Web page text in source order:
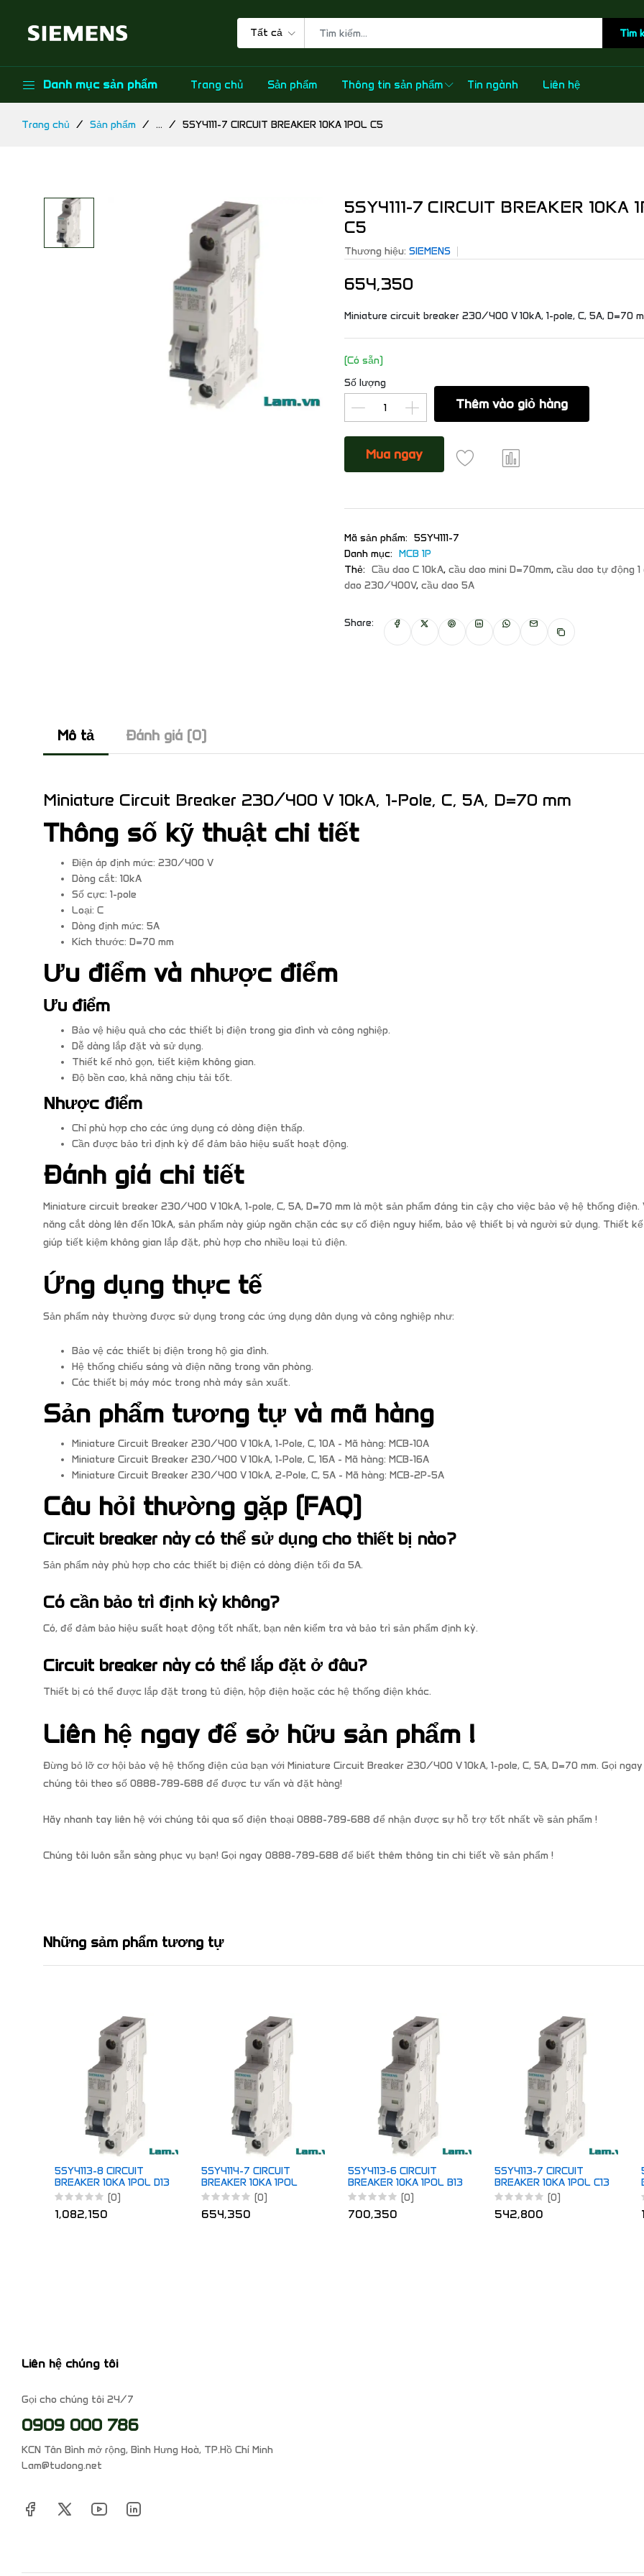
Tất cả Tìm
Danh mục sản phẩm Trang chủ Sản phẩm Thông tin sản phẩm Tin ngành Liên hệ
Trang chủ Sản phẩm ... 5SY4111-7 CIRCUIT BREAKER 10KA 1POL C5
5SY4111-7 CIRCUIT BREAKER 10KA
C5
Thương hiệu: SIEMENS
654,350
Miniature circuit breaker 230/400 V 10kA, 1-pole, C, 5A, D=70
(Có sẵn)
Số lượng
Thêm vào giỏ hàng
Mua ngay
Mã sản phẩm: 5SY4111-7
Danh mục: MCB 1P
Thẻ: Cầu dao C 10kA, cầu dao mini D=70mm, cầu dao tự động 1
dao 230/400V, cầu dao 5A
Share:
Mô tả Đánh giá (0)
Miniature Circuit Breaker 230/400 V 10kA, 1-Pole, C, 5A, D=70 mm
Thông số kỹ thuật chi tiết
Điện áp định mức: 230/400 V
Dòng cắt: 10kA
Số cực: 1-pole
Loại: C
Dòng định mức: 5A
Kích thước: D=70 mm
Ưu điểm và nhược điểm
Ưu điểm
Bảo vệ hiệu quả cho các thiết bị điện trong gia đình và công nghiệp.
Dễ dàng lắp đặt và sử dụng.
Thiết kế nhỏ gọn, tiết kiệm không gian.
Độ bền cao, khả năng chịu tải tốt.
Nhược điểm
Chỉ phù hợp cho các ứng dụng có dòng điện thấp.
Cần được bảo trì định kỳ để đảm bảo hiệu suất hoạt động.
Đánh giá chi tiết
Miniature circuit breaker 230/400 V 10kA, 1-pole, C, 5A, D=70 mm là một sản phẩm đáng tin cậy cho việc bảo vệ hệ thống điện.
năng cắt dòng lên đến 10kA, sản phẩm này giúp ngăn chặn các sự cố điện nguy hiểm, bảo vệ thiết bị và người sử dụng. Thiết kế
giúp tiết kiệm không gian lắp đặt, phù hợp cho nhiều loại tủ điện.
Ứng dụng thực tế
Sản phẩm này thường được sử dụng trong các ứng dụng dân dụng và công nghiệp như:
Bảo vệ các thiết bị điện trong hộ gia đình.
Hệ thống chiếu sáng và điện năng trong văn phòng.
Các thiết bị máy móc trong nhà máy sản xuất.
Sản phẩm tương tự và mã hàng
Miniature Circuit Breaker 230/400 V 10kA, 1-Pole, C, 10A - Mã hàng: MCB-10A
Miniature Circuit Breaker 230/400 V 10kA, 1-Pole, C, 16A - Mã hàng: MCB-16A
Miniature Circuit Breaker 230/400 V 10kA, 2-Pole, C, 5A - Mã hàng: MCB-2P-5A
Câu hỏi thường gặp (FAQ)
Circuit breaker này có thể sử dụng cho thiết bị nào?
Sản phẩm này phù hợp cho các thiết bị điện có dòng điện tối đa 5A.
Có cần bảo trì định kỳ không?
Có, để đảm bảo hiệu suất hoạt động tốt nhất, bạn nên kiểm tra và bảo trì sản phẩm định kỳ.
Circuit breaker này có thể lắp đặt ở đâu?
Thiết bị có thể được lắp đặt trong tủ điện, hộp điện hoặc các hệ thống điện khác.
Liên hệ ngay để sở hữu sản phẩm !
Đừng bỏ lỡ cơ hội bảo vệ hệ thống điện của bạn với Miniature Circuit Breaker 230/400 V 10kA, 1-pole, C, 5A, D=70 mm. Gọi
chúng tôi theo số 0888-789-688 để được tư vấn và đặt hàng!
Hãy nhanh tay liên hệ với chúng tôi qua số điện thoại 0888-789-688 để nhận được sự hỗ trợ tốt nhất về sản phẩm !
Chúng tôi luôn sẵn sàng phục vụ bạn! Gọi ngay 0888-789-688 để biết thêm thông tin chi tiết về sản phẩm !
Những sảm phẩm tương tự
5SY4113-8 CIRCUIT
BREAKER 10KA 1POL D13
(0)
1,082,150
5SY4114-7 CIRCUIT
BREAKER 10KA 1POL
C0.3
(0)
654,350
5SY4113-6 CIRCUIT
BREAKER 10KA 1POL B13
(0)
700,350
5SY4113-7 CIRCUIT
BREAKER 10KA 1POL C13
(0)
542,800
Liên hệ chúng tôi
Gọi cho chúng tôi 24/7
0909 000 786
KCN Tân Bình mở rộng, Bình Hưng Hoà, TP.Hồ Chí Minh
Lam@tudong.net